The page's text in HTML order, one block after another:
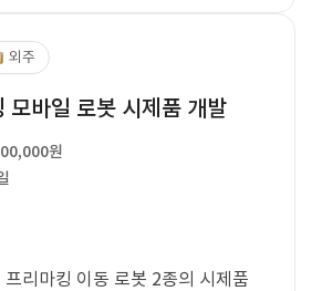
외주
모바일 로봇 시제품 개발
원
리마킹 이동 로봇 2종의 시제품